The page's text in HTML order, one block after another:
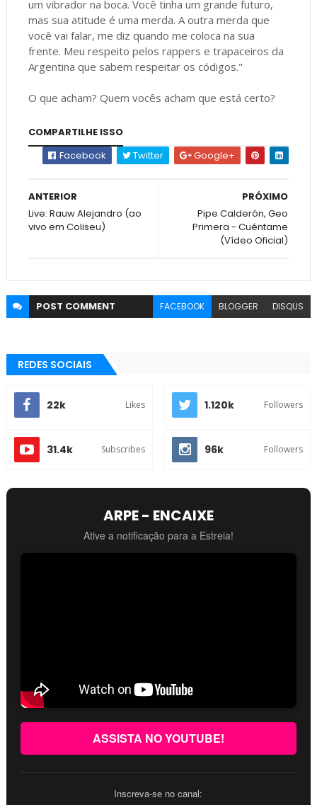
um vibrador na boca. Você tinha um grande futuro,
mas sua atitude é uma merda. A outra merda que
você vai falar, me diz quando me coloca na sua
frente. Meu respeito pelos rappers e trapaceiros da
Argentina que sabem respeitar os códigos."
O que acham? Quem vocês acham que está certo?
COMPARTILHE ISSO
Facebook
Twitter Google+
PRÓXIMO
Pipe Calderón, Geo
Primera - Cuéntame
(Vídeo Oficial)
ANTERIOR
Live: Rauw Alejandro (ao
vivo em Coliseu)
POST COMMENT FACEBOOK BLOGGER DISQUS
REDES SOCIAIS
22k Likes 1.120k Followers
31.4k Subscribes 96k Followers
ARPE - ENCAIXE
Ative a notificação para a Estreia!
ASSISTA NO YOUTUBE!
Inscreva-se no canal: